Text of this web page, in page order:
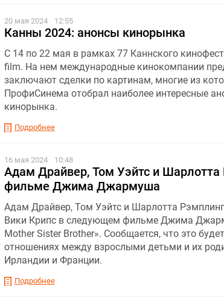
20 мая 2024 12:55
Канны 2024: анонсы кинорынка
C 14 по 22 мая в рамках 77 Каннского
film. На нем международные кинокомпании
заключают сделки по картинам, многие из
ПрофиСинема отобрал наиболее интересные
кинорынка.
Подробнее
16 мая 2024 10:48
Адам Драйвер, Том Уэйтс и
фильме Джима Джармуша
Адам Драйвер, Том Уэйтс и Шарлотта
Вики Крипс в следующем фильме Джима
Mother Sister Brother». Сообщается, что это
отношениях между взрослыми детьми и их
Ирландии и Франции.
Подробнее